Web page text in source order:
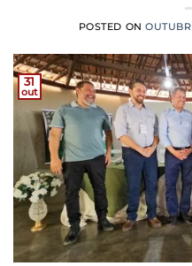
POSTED ON
31
out